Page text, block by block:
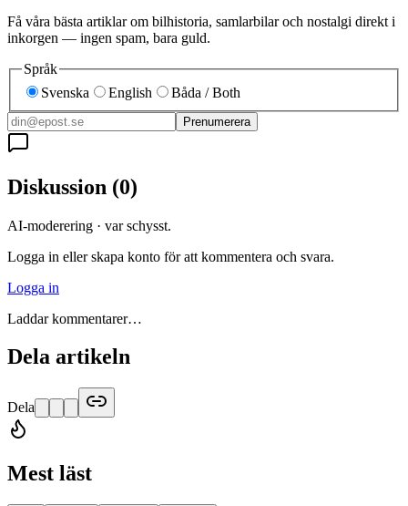
Få våra bästa artiklar om bilhistoria, samlarbilar och nostalgi direkt i
inkorgen — ingen spam, bara guld.
Språk
Svenska
English Båda / Both
Prenumerera
Diskussion (0)
AI-moderering · var schysst.
Logga in eller skapa konto för att kommentera och svara.
Logga in
Laddar kommentarer…
Dela artikeln
Dela
Mest läst